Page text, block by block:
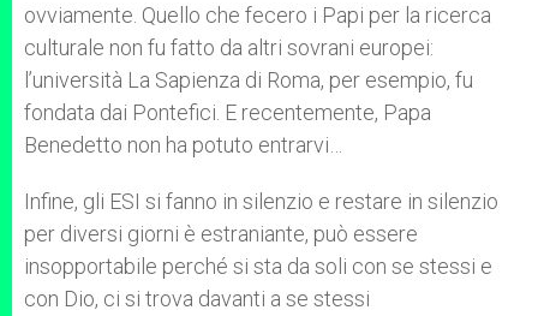
ovviamente. Quello che fecero i Papi per la ricerca
culturale non fu fatto da altri sovrani europei:
l’università La Sapienza di Roma, per esempio, fu
fondata dai Pontefici. E recentemente, Papa
Benedetto non ha potuto entrarvi…
Infine, gli ESI si fanno in silenzio e restare in silenzio
per diversi giorni è estraniante, può essere
insopportabile perché si sta da soli con se stessi e
con Dio, ci si trova davanti a se stessi